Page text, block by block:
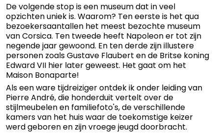
De volgende stop is een museum dat in veel
opzichten uniek is. Waarom? Ten eerste is het qua
bezoekersaantallen het meest bezochte museum
van Corsica. Ten tweede heeft Napoleon er tot zijn
negende jaar gewoond. En ten derde zijn illustere
personen zoals Gustave Flaubert en de Britse koning
Edward VII hier later geweest. Het gaat om het
Maison Bonaparte!
Als een ware tijdreiziger ontdek ik onder leiding van
Pierre André, die honderduit vertelt over de
stijlmeubelen en familiefoto's, de verschillende
kamers van het huis waar de toekomstige keizer
werd geboren en zijn vroege jeugd doorbracht.